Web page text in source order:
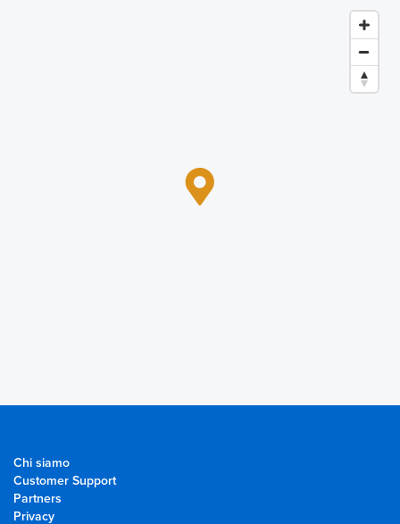
Chi siamo
Customer Support
Partners
Privacy